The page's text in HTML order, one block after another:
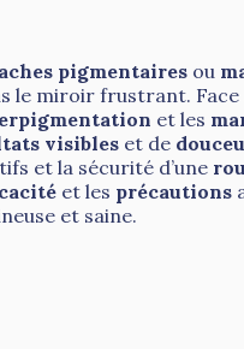
pigmentaires ou
le miroir frustrant.
et les
visibles et de
et la sécurité d’une
et les précautions
et saine.